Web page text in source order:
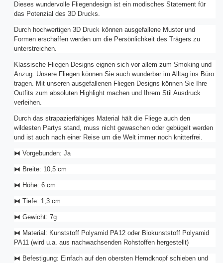
Dieses wundervolle Fliegendesign ist ein modisches Statement für
das Potenzial des 3D Drucks.
Durch hochwertigen 3D Druck können ausgefallene Muster und
Formen erschaffen werden um die Persönlichkeit des Trägers zu
unterstreichen.
Klassische Fliegen Designs eignen sich vor allem zum Smoking und
Anzug. Unsere Fliegen können Sie auch wunderbar im Alltag ins Büro
tragen. Mit unseren ausgefallenen Fliegen Designs können Sie Ihre
Outfits zum absoluten Highlight machen und Ihrem Stil Ausdruck
verleihen.
Durch das strapazierfähiges Material hält die Fliege auch den
wildesten Partys stand, muss nicht gewaschen oder gebügelt werden
und ist auch nach einer Reise um die Welt immer noch knitterfrei.
⧓ Vorgebunden: Ja
⧓ Breite: 10,5 cm
⧓ Höhe: 6 cm
⧓ Tiefe: 1,3 cm
⧓ Gewicht: 7g
⧓ Material: Kunststoff Polyamid PA12 oder Biokunststoff Polyamid
PA11 (wird u.a. aus nachwachsenden Rohstoffen hergestellt)
⧓ Befestigung: Einfach auf den obersten Hemdknopf schieben und